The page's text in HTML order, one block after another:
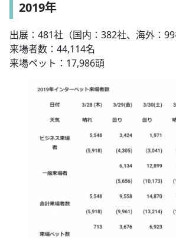
2019年
出展：481社（国内：382社、海外：99
来場者数：44,114名
来場ペット：17,986頭